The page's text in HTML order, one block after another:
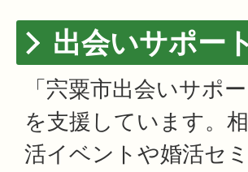
出会いサポー
「宍粟市出会いサポ
を支援しています。
活イベントや婚活セ